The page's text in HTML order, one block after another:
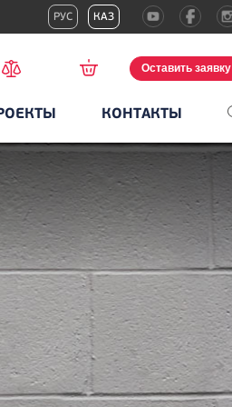
РУС КАЗ
Оставить заявку
КОНТАКТЫ